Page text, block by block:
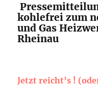
kohlefrei zum
und Gas
Rheinau
Jetzt reicht’s !